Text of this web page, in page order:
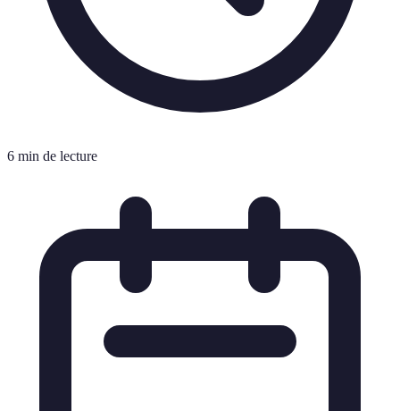
6 min de lecture